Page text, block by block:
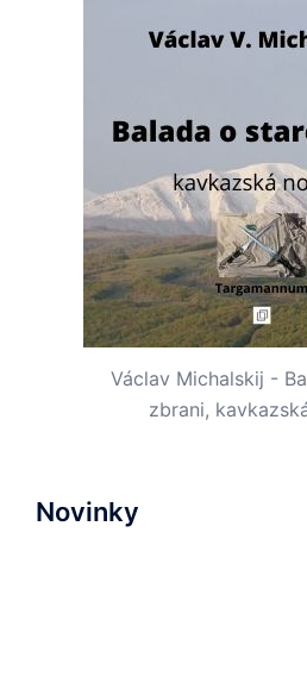
Václav Michalskij -
zbrani,
Novinky